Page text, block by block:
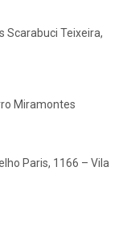
Scarabuci Teixeira,
Miramontes
Paris, 1166 – Vila